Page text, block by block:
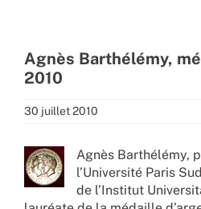
Agnès Barthélémy,
2010
30 juillet 2010
Agnès Barthélémy,
l’Université Paris
de l’Institut